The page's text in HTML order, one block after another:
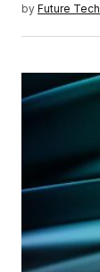
by Future Tech